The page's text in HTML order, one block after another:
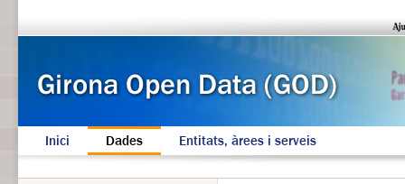
Inici Dades Entitats, àrees i serveis